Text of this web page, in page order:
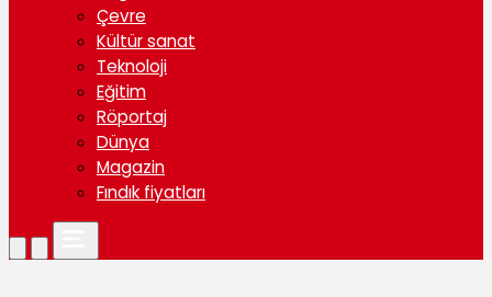
Çevre
Kültür sanat
Teknoloji
Eğitim
Röportaj
Dünya
Magazin
Fındık fiyatları